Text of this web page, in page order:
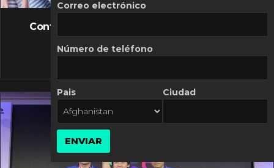
FLASH NEWS
Controversia de Mercado Libre por costos
10 MARZO, 2026
Correo electrónico
Número de teléfono
Pais Ciudad
ENVIAR